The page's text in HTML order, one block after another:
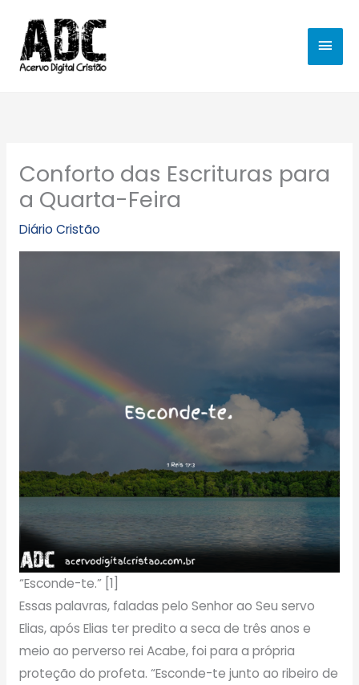
para
conteúdo
Conforto das Escrituras para
a Quarta-Feira
Diário Cristão
“Esconde-te.” [1]
Essas palavras, faladas pelo Senhor ao Seu servo
Elias, após Elias ter predito a seca de três anos e
meio ao perverso rei Acabe, foi para a própria
proteção do profeta. “Esconde-te junto ao ribeiro de